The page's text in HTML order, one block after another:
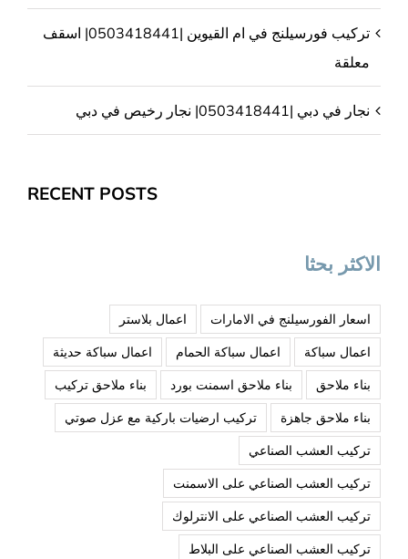
تركيب فورسيلنج في ام القيوين |0503418441| اسقف
معلقة
نجار في دبي |0503418441| نجار رخيص في دبي
RECENT POSTS
الاكثر بحثا
اسعار الفورسيلنج في الامارات
اعمال بلاستر
اعمال سباكة
اعمال سباكة الحمام
اعمال سباكة حديثة
بناء ملاحق
بناء ملاحق اسمنت بورد
بناء ملاحق تركيب
بناء ملاحق جاهزة
تركيب ارضيات باركية مع عزل صوتي
تركيب العشب الصناعي
تركيب العشب الصناعي على الاسمنت
تركيب العشب الصناعي على الانترلوك
تركيب العشب الصناعي على البلاط